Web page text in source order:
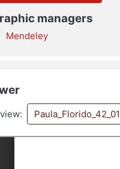
managers
Mendeley